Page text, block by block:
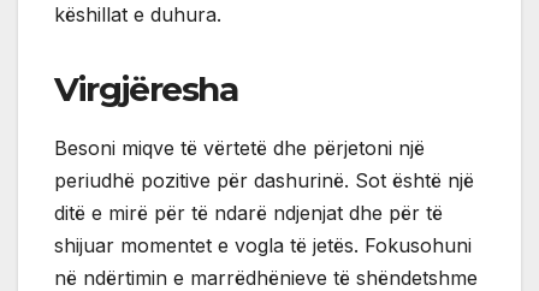
këshillat e duhura.
Virgjëresha
Besoni miqve të vërtetë dhe përjetoni një
periudhë pozitive për dashurinë. Sot është një
ditë e mirë për të ndarë ndjenjat dhe për të
shijuar momentet e vogla të jetës. Fokusohuni
në ndërtimin e marrëdhënieve të shëndetshme